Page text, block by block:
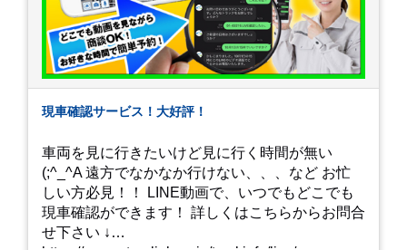
現車確認サービス！大好評！
車両を見に行きたいけど見に行く時間が無い
(;^_^A 遠方でなかなか行けない、、、など お忙
しい方必見！！ LINE動画で、いつでもどこでも
現車確認ができます！ 詳しくはこちらからお問合
せ下さい ↓